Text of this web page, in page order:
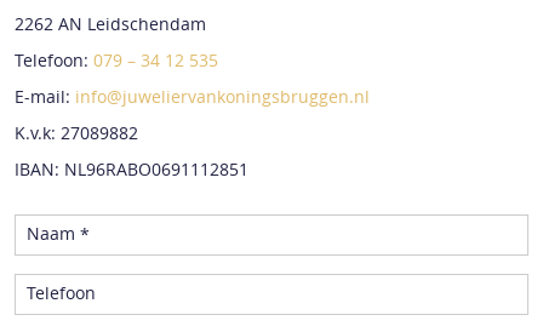
2262 AN Leidschendam
Telefoon:079 – 34 12 535
E-mail: info@juweliervankoningsbruggen.nl
K.v.k: 27089882
IBAN: NL96RABO0691112851
Naam *
Telefoon